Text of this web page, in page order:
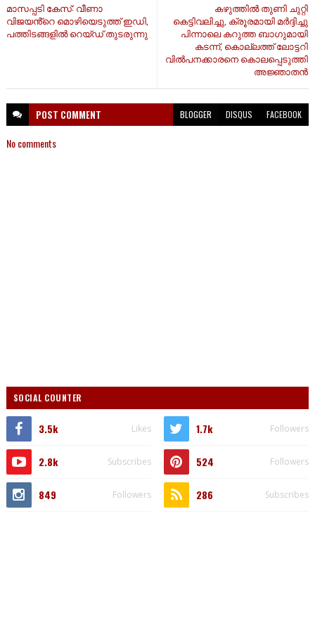
കഴുത്തിൽ തുണി ചുറ്റി
കെട്ടിവലിച്ചു, ക്രൂരമായി മർദ്ദിച്ചു
പിന്നാലെ കറുത്ത ബാഗുമായി
കടന്ന്, കൊല്ലത്ത് ലോട്ടറി
വിൽപനക്കാരനെ കൊലപ്പെടുത്തി
അജ്ഞാതൻ
മാസപ്പടി കേസ്: വീണാ
വിജയൻ്റെ മൊഴിയെടുത്ത് ഇഡി,
പത്തിടങ്ങളിൽ റെയ്ഡ് തുടരുന്നു
POST COMMENT BLOGGER DISQUS FACEBOOK
No comments
SOCIAL COUNTER
3.5k Likes 1.7k Followers
2.8k Subscribes 524 Followers
849 Followers 286 Subscribes